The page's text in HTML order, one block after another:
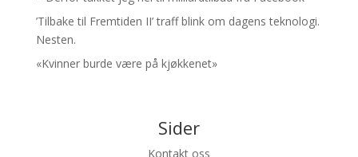
’Tilbake til Fremtiden II’ traff blink om dagens teknologi.
Nesten.
«Kvinner burde være på kjøkkenet»
Sider
Kontakt oss